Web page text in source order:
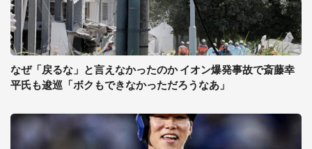
なぜ「戻るな」と言えなかったのか イオン爆発事故で斎藤幸
平氏も逡巡「ボクもできなかっただろうなあ」